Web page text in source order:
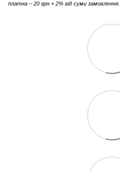
платна – 20 грн + 2% від суми замовлення.